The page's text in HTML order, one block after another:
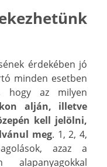
érdekében jó
minden esetben
hogy az milyen
alján, illetve
kell jelölni,
meg. 1, 2, 4,
azaz a